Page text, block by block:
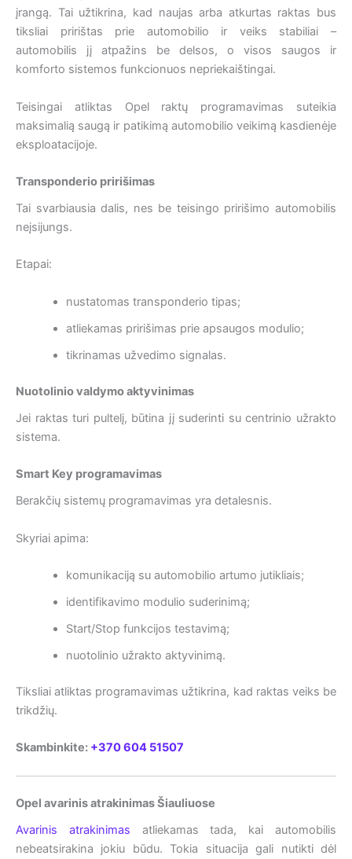
įrangą. Tai užtikrina, kad naujas arba atkurtas raktas bus
tiksliai pririštas prie automobilio ir veiks stabiliai –
automobilis jį atpažins be delsos, o visos saugos ir
komforto sistemos funkcionuos nepriekaištingai.
Teisingai atliktas Opel raktų programavimas suteikia
maksimalią saugą ir patikimą automobilio veikimą kasdienėje
eksploatacijoje.
Transponderio pririšimas
Tai svarbiausia dalis, nes be teisingo pririšimo automobilis
neįsijungs.
Etapai:
nustatomas transponderio tipas;
atliekamas pririšimas prie apsaugos modulio;
tikrinamas užvedimo signalas.
Nuotolinio valdymo aktyvinimas
Jei raktas turi pultelį, būtina jį suderinti su centrinio užrakto
sistema.
Smart Key programavimas
Berakčių sistemų programavimas yra detalesnis.
Skyriai apima:
komunikaciją su automobilio artumo jutikliais;
identifikavimo modulio suderinimą;
Start/Stop funkcijos testavimą;
nuotolinio užrakto aktyvinimą.
Tiksliai atliktas programavimas užtikrina, kad raktas veiks be
trikdžių.
Skambinkite: +370 604 51507
Opel avarinis atrakinimas Šiauliuose
Avarinis atrakinimas atliekamas tada, kai automobilis
nebeatsirakina jokiu būdu. Tokia situacija gali nutikti dėl